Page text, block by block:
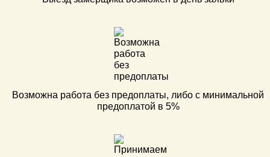
Возможна работа без предоплаты, либо с минимальной
предоплатой в 5%